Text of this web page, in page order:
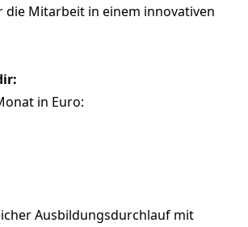
die Mitarbeit in einem innovativen
in Euro:
Ausbildungsdurchlauf mit